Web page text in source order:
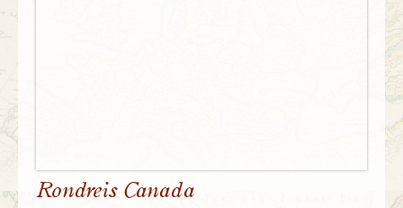
Rondreis Canada